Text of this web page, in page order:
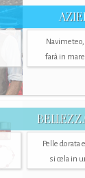
farà in
Pelle dorata
si cela in